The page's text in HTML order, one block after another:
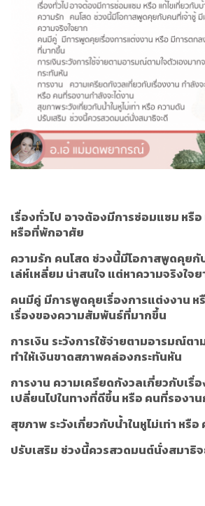
เรื่องทั่วไป อาจต้องมีการซ่อมแซม หรือ
หรือที่พักอาศัย
ความรัก คนโสด ช่วงนี้มีโอกาสพูดคุยกั
เล่ห์เหลี่ยม น่าสนใจ แต่หาความจริงใจย
คนมีคู่ มีการพูดคุยเรื่องการแต่งงาน ห
เรื่องของความสัมพันธ์ที่มากขึ้น
การเงิน ระวังการใช้จ่ายตามอารมณ์ตา
ทำให้เงินขาดสภาพคล่องกระทันหัน
การงาน ความเครียดกังวลเกี่ยวกับเรื่
เปลี่ยนไปในทางที่ดีขึ้น หรือ คนที่รองาน
สุขภาพ ระวังเกี่ยวกับน้ำในหูไม่เท่า หรื
ปรับเสริม ช่วงนี้ควรสวดมนต์นั่งสมาธิจ